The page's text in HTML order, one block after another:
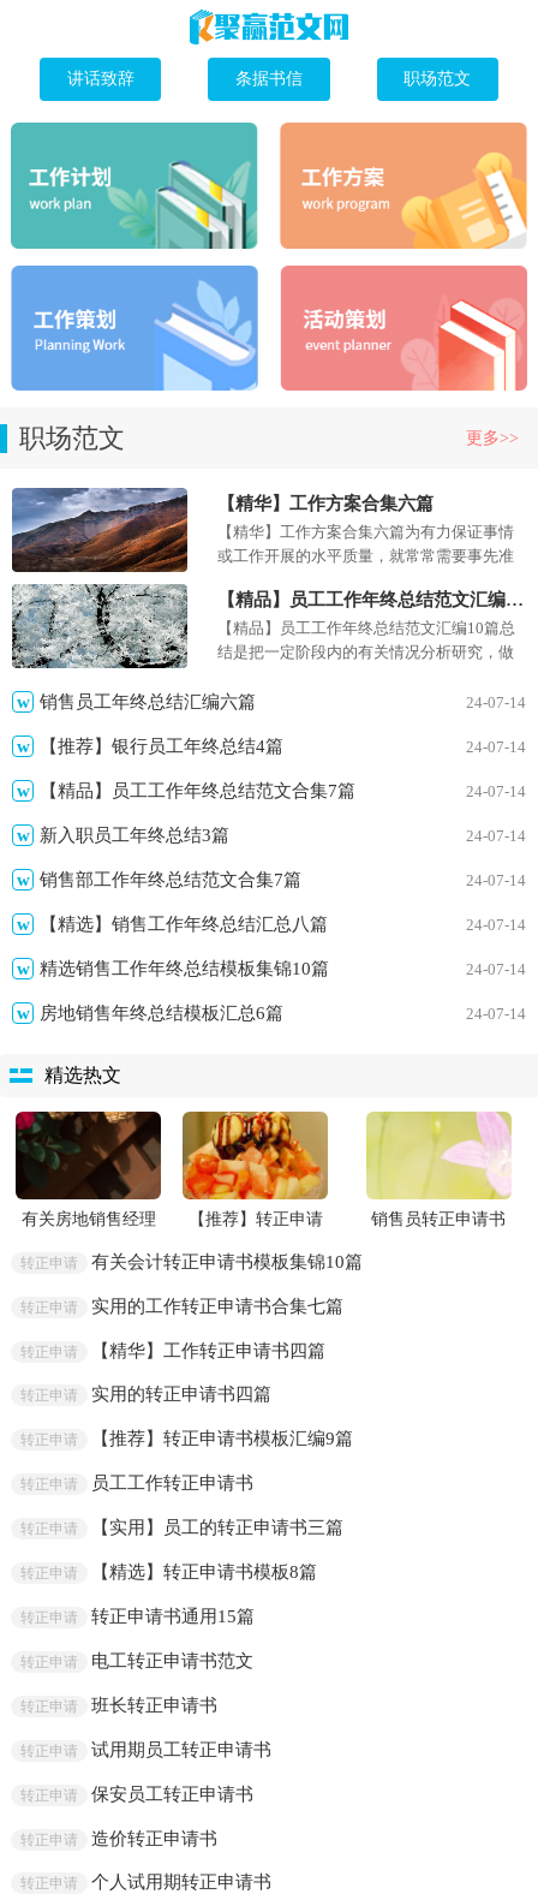
讲话致辞 条据书信 职场范文
职场范文 更多>>
【精华】工作方案合集六篇
【精华】工作方案合集六篇为有力保证事情
或工作开展的水平质量，就常常需要事先准
楚、步骤清晰的特点。那...
【精品】员工工作年终总结范文汇编10篇
【精品】员工工作年终总结范文汇编10篇总
结是把一定阶段内的有关情况分析研究，做
时找出错误并改正，我想...
24-07-14
销售员工年终总结汇编六篇
24-07-14
【推荐】银行员工年终总结4篇
24-07-14
【精品】员工工作年终总结范文合集7篇
24-07-14
新入职员工年终总结3篇
24-07-14
销售部工作年终总结范文合集7篇
24-07-14
【精选】销售工作年终总结汇总八篇
24-07-14
精选销售工作年终总结模板集锦10篇
24-07-14
房地销售年终总结模板汇总6篇
精选热文
有关房地销售经理
【推荐】转正申请
销售员转正申请书
转正申请 有关会计转正申请书模板集锦10篇
转正申请 实用的工作转正申请书合集七篇
转正申请 【精华】工作转正申请书四篇
转正申请 实用的转正申请书四篇
转正申请 【推荐】转正申请书模板汇编9篇
转正申请 员工工作转正申请书
转正申请 【实用】员工的转正申请书三篇
转正申请 【精选】转正申请书模板8篇
转正申请 转正申请书通用15篇
转正申请 电工转正申请书范文
转正申请 班长转正申请书
转正申请 试用期员工转正申请书
转正申请 保安员工转正申请书
转正申请 造价转正申请书
转正申请 个人试用期转正申请书